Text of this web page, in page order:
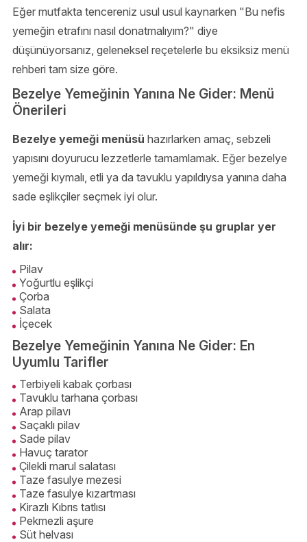
Eğer mutfakta tencereniz usul usul kaynarken "Bu nefis
yemeğin etrafını nasıl donatmalıyım?" diye
düşünüyorsanız, geleneksel reçetelerle bu eksiksiz menü
rehberi tam size göre.
Bezelye Yemeğinin Yanına Ne Gider: Menü
Önerileri
Bezelye yemeği menüsü hazırlarken amaç, sebzeli
yapısını doyurucu lezzetlerle tamamlamak. Eğer bezelye
yemeği kıymalı, etli ya da tavuklu yapıldıysa yanına daha
sade eşlikçiler seçmek iyi olur.
İyi bir bezelye yemeği menüsünde şu gruplar yer
alır:
Pilav
Yoğurtlu eşlikçi
Çorba
Salata
İçecek
Bezelye Yemeğinin Yanına Ne Gider: En
Uyumlu Tarifler
Terbiyeli kabak çorbası
Tavuklu tarhana çorbası
Arap pilavı
Saçaklı pilav
Sade pilav
Havuç tarator
Çilekli marul salatası
Taze fasulye mezesi
Taze fasulye kızartması
Kirazlı Kıbrıs tatlısı
Pekmezli aşure
Süt helvası